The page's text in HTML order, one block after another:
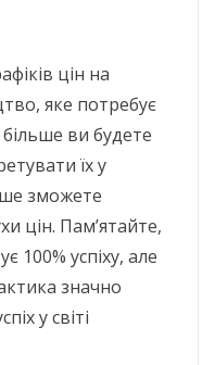
цін на
яке потребує
ви будете
їх у
зможете
цін. Пам’ятайте,
100% успіху, але
значно
у світі